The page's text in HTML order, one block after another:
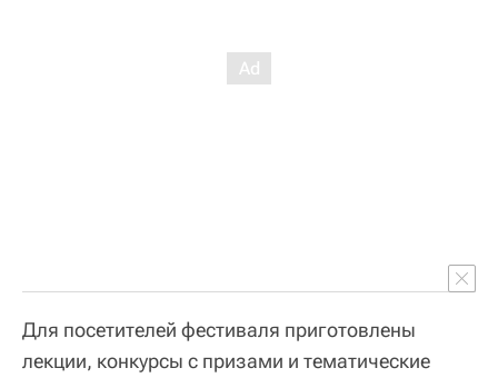
Для посетителей фестиваля приготовлены
лекции, конкурсы с призами и тематические